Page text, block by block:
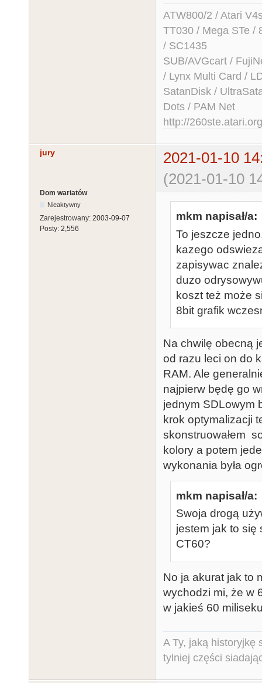
ATW800/2 / Atari
TT030 / Mega STe /
/ SC1435
SUB/AVGcart /
/ Lynx Multi Card /
SatanDisk /
Dots / PAM Net
http://260ste.atari.org
jury
2021-01-10
(2021-01-10
Dom wariatów
Nieaktywny
Zarejestrowany: 2003-09-07
Posty: 2,556
mkm napisał/a:
To jeszcze
kazego
zapisywac
duzo
koszt też może
8bit grafik
Na chwilę obecną
od razu leci on do
RAM. Ale
najpierw będę go
jednym SDLowym
krok optymalizacji
skonstruowałem
kolory a potem
wykonania była
mkm napisał/a:
Swoja drogą
jestem jak to się
CT60?
No ja akurat jak to
wychodzi mi, że w
w jakieś 60
A Ty, jaką historyjkę
tylniej części